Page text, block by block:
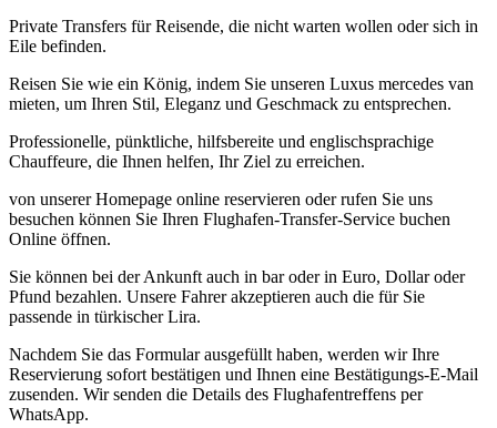
Private Transfers für Reisende, die nicht warten wollen oder sich in
Eile befinden.
Reisen Sie wie ein König, indem Sie unseren Luxus mercedes van
mieten, um Ihren Stil, Eleganz und Geschmack zu entsprechen.
Professionelle, pünktliche, hilfsbereite und englischsprachige
Chauffeure, die Ihnen helfen, Ihr Ziel zu erreichen.
von unserer Homepage online reservieren oder rufen Sie uns
besuchen können Sie Ihren Flughafen-Transfer-Service buchen
Online öffnen.
Sie können bei der Ankunft auch in bar oder in Euro, Dollar oder
Pfund bezahlen. Unsere Fahrer akzeptieren auch die für Sie
passende in türkischer Lira.
Nachdem Sie das Formular ausgefüllt haben, werden wir Ihre
Reservierung sofort bestätigen und Ihnen eine Bestätigungs-E-Mail
zusenden. Wir senden die Details des Flughafentreffens per
WhatsApp.